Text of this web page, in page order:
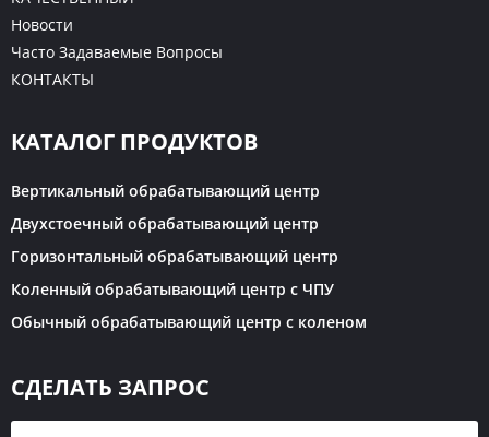
Новости
Часто Задаваемые Вопросы
КОНТАКТЫ
КАТАЛОГ ПРОДУКТОВ
Вертикальный обрабатывающий центр
Двухстоечный обрабатывающий центр
Горизонтальный обрабатывающий центр
Коленный обрабатывающий центр с ЧПУ
Обычный обрабатывающий центр с коленом
СДЕЛАТЬ ЗАПРОС